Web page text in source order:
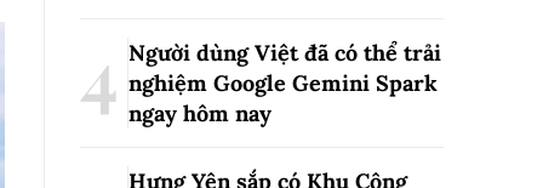
Người dùng Việt đã có thể trải
nghiệm Google Gemini Spark
ngay hôm nay
Hưng Yên sắp có Khu Công